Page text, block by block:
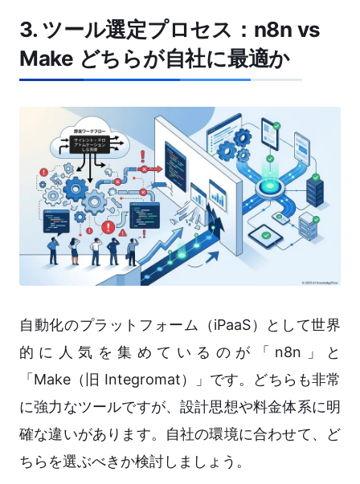
3. ツール選定プロセス：n8n vs
Make どちらが自社に最適か
自動化のプラットフォーム（iPaaS）として世界
的に人気を集めているのが「n8n」と
「Make（旧 Integromat）」です。どちらも非常
に強力なツールですが、設計思想や料金体系に明
確な違いがあります。自社の環境に合わせて、ど
ちらを選ぶべきか検討しましょう。